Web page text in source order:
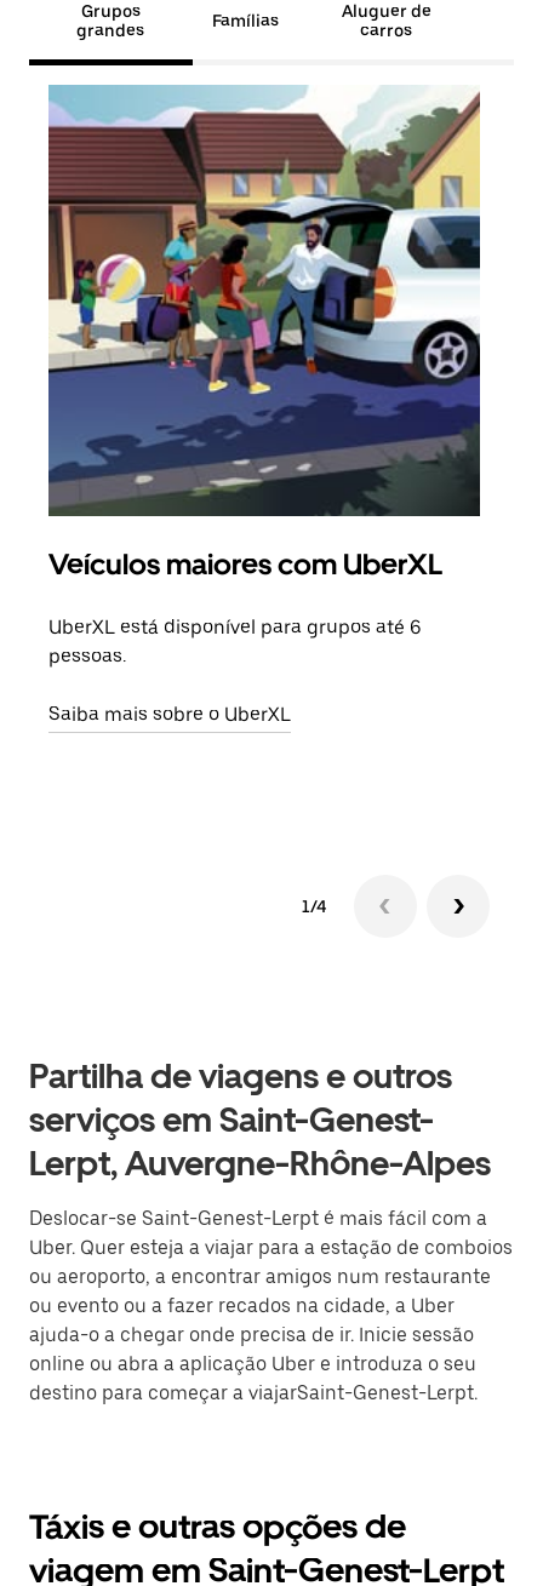
Grupos
grandes
Famílias
Aluguer de
carros
Veículos maiores com UberXL
UberXL está disponível para grupos até 6
pessoas.
Saiba mais sobre o UberXL
1/4
Partilha de viagens e outros
serviços em Saint-Genest-
Lerpt, Auvergne-Rhône-Alpes
Deslocar-se Saint-Genest-Lerpt é mais fácil com a
Uber. Quer esteja a viajar para a estação de comboios
ou aeroporto, a encontrar amigos num restaurante
ou evento ou a fazer recados na cidade, a Uber
ajuda-o a chegar onde precisa de ir. Inicie sessão
online ou abra a aplicação Uber e introduza o seu
destino para começar a viajarSaint-Genest-Lerpt.
Táxis e outras opções de
viagem em Saint-Genest-Lerpt